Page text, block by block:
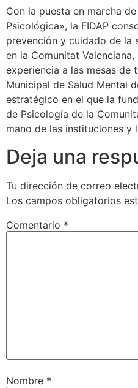
Con la puesta en marcha
Psicológica», la FIDAP
prevención y cuidado de la
en la Comunitat
experiencia a las mesas de
Municipal de Salud Mental
estratégico en el que la
de Psicología de la
mano de las instituciones y
Deja una
Tu dirección de correo
Los campos obligatorios
Comentario *
Nombre *